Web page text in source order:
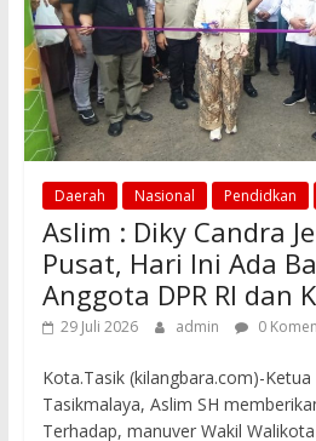
Daerah Nasional Pendidkan
Aslim : Diky Candra
Pusat, Hari Ini Ada
Anggota DPR RI dan
29 Juli 2026 admin 0
Kota.Tasik (kilangbara.com)-
Tasikmalaya, Aslim SH
Terhadap, manuver Wakil